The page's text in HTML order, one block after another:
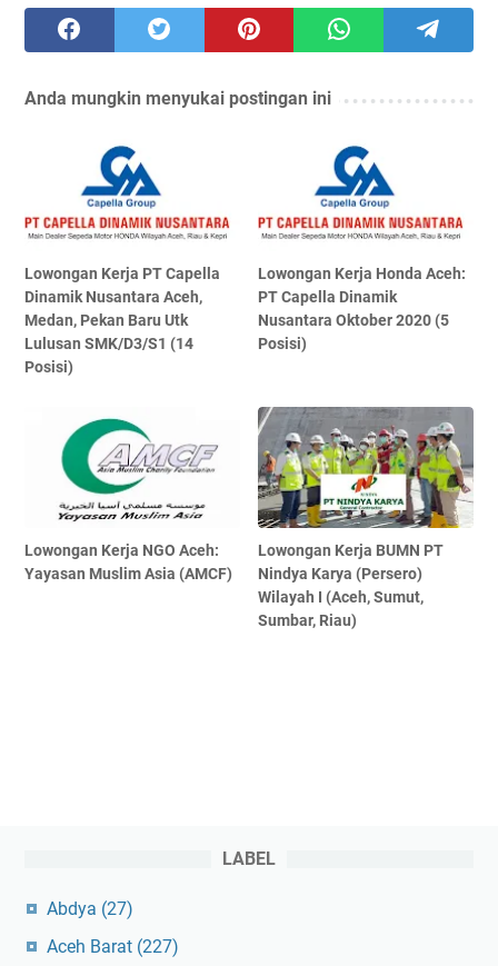
Anda mungkin menyukai postingan ini
Lowongan Kerja PT Capella
Dinamik Nusantara Aceh,
Medan, Pekan Baru Utk
Lulusan SMK/D3/S1 (14
Posisi)
Lowongan Kerja Honda Aceh:
PT Capella Dinamik
Nusantara Oktober 2020 (5
Posisi)
Lowongan Kerja NGO Aceh:
Yayasan Muslim Asia (AMCF)
Lowongan Kerja BUMN PT
Nindya Karya (Persero)
Wilayah I (Aceh, Sumut,
Sumbar, Riau)
LABEL
Abdya (27)
Aceh Barat (227)